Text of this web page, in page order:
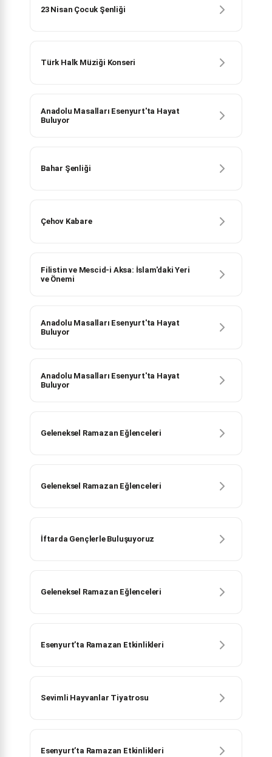
23 Nisan Çocuk Şenliği
Türk Halk Müziği Konseri
Anadolu Masalları Esenyurt'ta Hayat
Buluyor
Bahar Şenliği
Çehov Kabare
Filistin ve Mescid-i Aksa: İslam'daki Yeri
ve Önemi
Anadolu Masalları Esenyurt'ta Hayat
Buluyor
Anadolu Masalları Esenyurt'ta Hayat
Buluyor
Geleneksel Ramazan Eğlenceleri
Geleneksel Ramazan Eğlenceleri
İftarda Gençlerle Buluşuyoruz
Geleneksel Ramazan Eğlenceleri
Esenyurt’ta Ramazan Etkinlikleri
Sevimli Hayvanlar Tiyatrosu
Esenyurt’ta Ramazan Etkinlikleri